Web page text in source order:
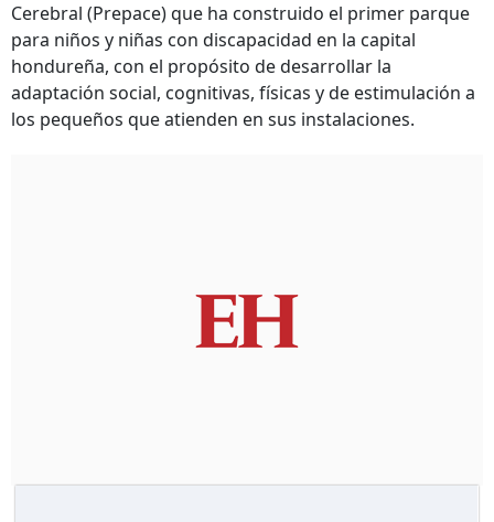
Cerebral (Prepace) que ha construido el primer parque
para niños y niñas con discapacidad en la capital
hondureña, con el propósito de desarrollar la
adaptación social, cognitivas, físicas y de estimulación a
los pequeños que atienden en sus instalaciones.